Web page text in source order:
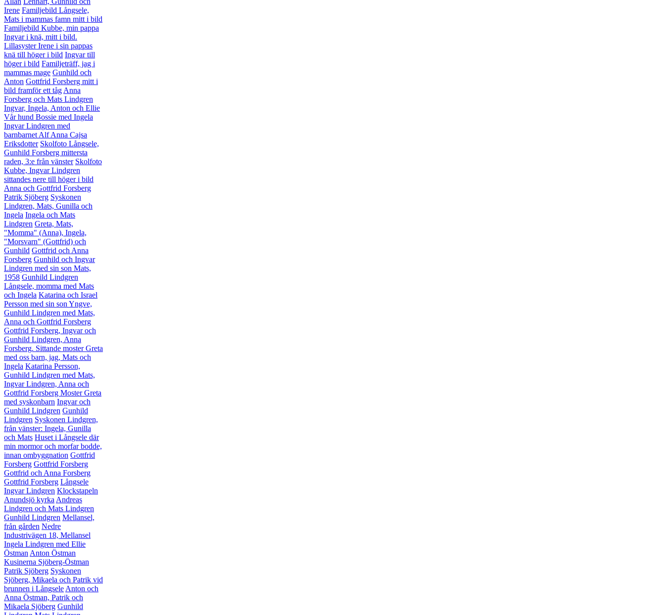
Irene Familjebild Långsele,
Mats i mammas famn mitt i bild
Familjebild Kubbe, min pappa
Ingvar i knä, mitt i bild.
Lillasyster Irene i sin pappas
knä till höger i bild Ingvar till
höger i bild Familjeträff, jag i
mammas mage Gunhild och
Anton Gottfrid Forsberg mitt i
bild framför ett tåg Anna
Forsberg och Mats Lindgren
Ingvar, Ingela, Anton och Ellie
Vår hund Bossie med Ingela
Ingvar Lindgren med
barnbarnet AlfAnna Cajsa
Eriksdotter Skolfoto Långsele,
Gunhild Forsberg mittersta
raden, 3:e från vänster Skolfoto
Kubbe, Ingvar Lindgren
sittandes nere till höger i bild
Anna och Gottfrid Forsberg
Patrik Sjöberg Syskonen
Lindgren, Mats, Gunilla och
Ingela Ingela och Mats
Lindgren Greta, Mats,
"Momma" (Anna), Ingela,
"Morsvarn" (Gottfrid) och
Gunhild Gottfrid och Anna
Forsberg Gunhild och Ingvar
Lindgren med sin son Mats,
1958 Gunhild Lindgren
Långsele, momma med Mats
och Ingela Katarina och Israel
Persson med sin son Yngve,
Gunhild Lindgren med Mats,
Anna och Gottfrid Forsberg
Gottfrid Forsberg, Ingvar och
Gunhild Lindgren, Anna
Forsberg. Sittande moster Greta
med oss barn, jag, Mats och
Ingela Katarina Persson,
Gunhild Lindgren med Mats,
Ingvar Lindgren, Anna och
Gottfrid Forsberg Moster Greta
med syskonbarn Ingvar och
Gunhild Lindgren Gunhild
Lindgren Syskonen Lindgren,
från vänster: Ingela, Gunilla
och Mats Huset i Långsele där
min mormor och morfar bodde,
innan ombyggnation Gottfrid
Forsberg Gottfrid Forsberg
Gottfrid och Anna Forsberg
Gottfrid Forsberg Långsele
Ingvar Lindgren Klockstapeln
Anundsjö kyrka Andreas
Lindgren och Mats Lindgren
Gunhild Lindgren Mellansel,
från gården Nedre
Industrivägen 18, Mellansel
Ingela Lindgren med Ellie
Östman Anton Östman
Kusinerna Sjöberg-Östman
Patrik Sjöberg Syskonen
Sjöberg, Mikaela och Patrik vid
brunnen i Långsele Anton och
Anna Östman, Patrik och
Mikaela Sjöberg Gunhild